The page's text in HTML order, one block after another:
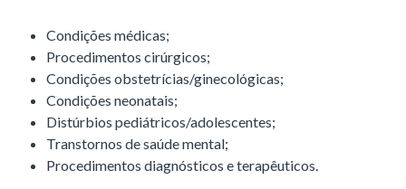
Condições médicas;
Procedimentos cirúrgicos;
Condições obstetrícias/ginecológicas;
Condições neonatais;
Distúrbios pediátricos/adolescentes;
Transtornos de saúde mental;
Procedimentos diagnósticos e terapêuticos.